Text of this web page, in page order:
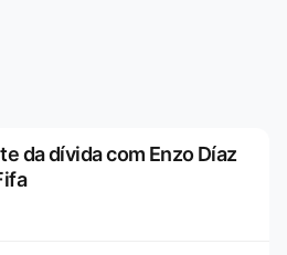
da dívida com Enzo Díaz